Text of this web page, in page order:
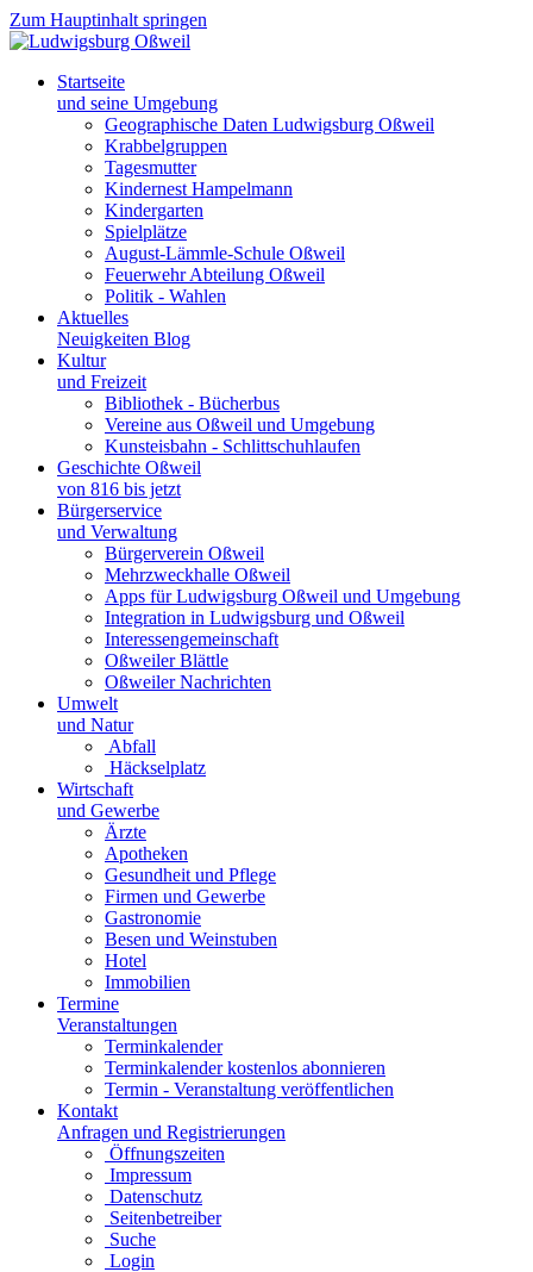
Zum Hauptinhalt springen
Startseite
und seine Umgebung
Geographische Daten Ludwigsburg Oßweil
Krabbelgruppen
Tagesmutter
Kindernest Hampelmann
Kindergarten
Spielplätze
August-Lämmle-Schule Oßweil
Feuerwehr Abteilung Oßweil
Politik - Wahlen
Aktuelles
Neuigkeiten Blog
Kultur
und Freizeit
Bibliothek - Bücherbus
Vereine aus Oßweil und Umgebung
Kunsteisbahn - Schlittschuhlaufen
Geschichte Oßweil
von 816 bis jetzt
Bürgerservice
und Verwaltung
Bürgerverein Oßweil
Mehrzweckhalle Oßweil
Apps für Ludwigsburg Oßweil und Umgebung
Integration in Ludwigsburg und Oßweil
Interessengemeinschaft
Oßweiler Blättle
Oßweiler Nachrichten
Umwelt
und Natur
Abfall
Häckselplatz
Wirtschaft
und Gewerbe
Ärzte
Apotheken
Gesundheit und Pflege
Firmen und Gewerbe
Gastronomie
Besen und Weinstuben
Hotel
Immobilien
Termine
Veranstaltungen
Terminkalender
Terminkalender kostenlos abonnieren
Termin - Veranstaltung veröffentlichen
Kontakt
Anfragen und Registrierungen
Öffnungszeiten
Impressum
Datenschutz
Seitenbetreiber
Suche
Login